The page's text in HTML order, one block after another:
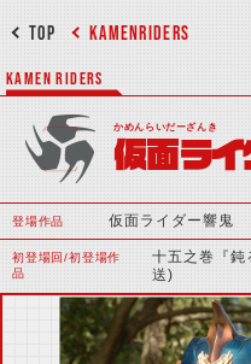
KAMENRIDERS
TOP
KAMEN RIDERS
かめんらいだーざんき
仮面ライ
登場作品 仮面ライダー響鬼
初登場回/初登場作
品
十五之巻『
送)